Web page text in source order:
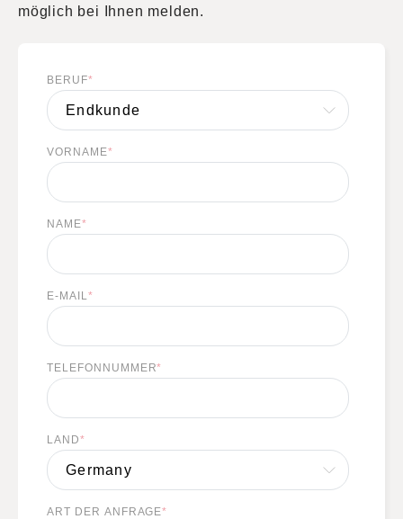
möglich bei Ihnen melden.
BERUF*
VORNAME*
NAME*
E-MAIL*
TELEFONNUMMER*
LAND*
ART DER ANFRAGE*